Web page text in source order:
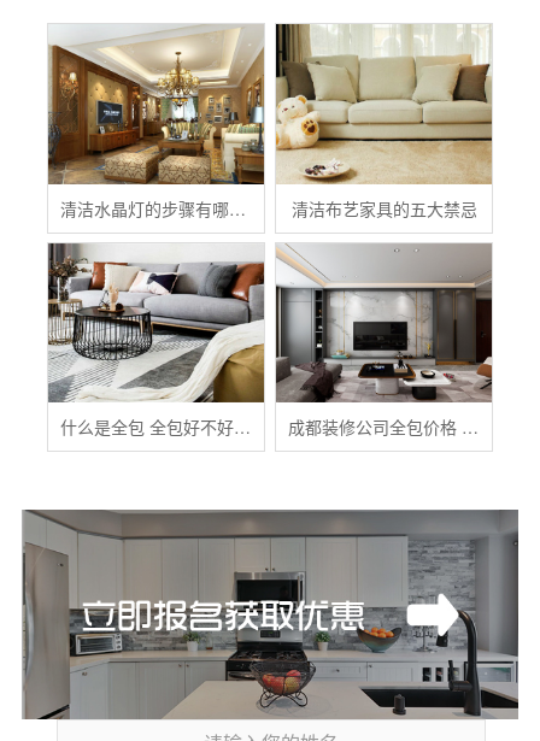
清洁水晶灯的步骤有哪些？ 清洁布艺家具的五大禁忌
什么是全包 全包好不好 全包装修注意事项有哪些 成都装修公司全包价格 成都全包装修多少钱一平